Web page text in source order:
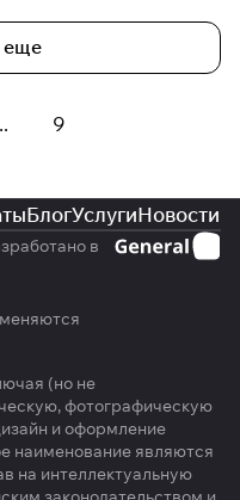
еще
9
БлогУслугиНовости
в
(но не
фотографическую
и оформление
наименование являются
на интеллектуальную